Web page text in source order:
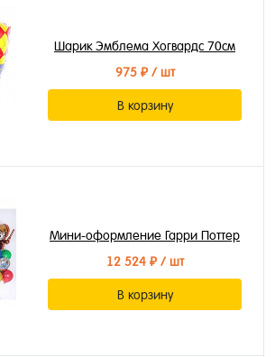
Шарик Эмблема Хогвардс 70см
975 ₽/ шт
В корзину
Мини-оформление Гарри Поттер
12 524 ₽/ шт
В корзину